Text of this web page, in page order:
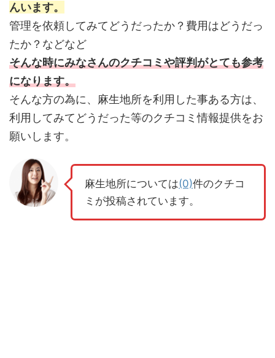
んいます。
管理を依頼してみてどうだったか？費用はどうだっ
たか？などなど
そんな時にみなさんのクチコミや評判がとても参考
になります。
そんな方の為に、麻生地所を利用した事ある方は、
利用してみてどうだった等のクチコミ情報提供をお
願いします。
麻生地所については(0)件のクチコ
ミが投稿されています。